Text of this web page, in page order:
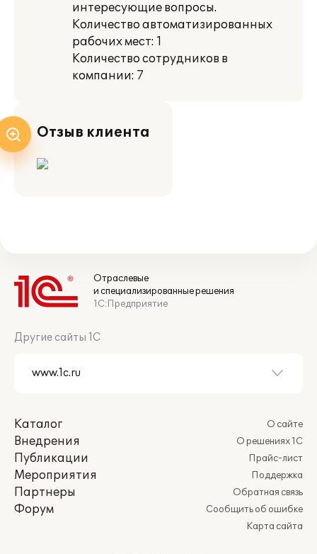
интересующие вопросы.
Количество автоматизированных
рабочих мест: 1
Количество сотрудников в
компании: 7
Отзыв клиента
Отраслевые
и специализированные решения
1С:Предприятие
Другие сайты 1С
Каталог
Внедрения
Публикации
Мероприятия
Партнеры
Форум
О сайте
О решениях 1С
Прайс-лист
Поддержка
Обратная связь
Сообщить об ошибке
Карта сайта